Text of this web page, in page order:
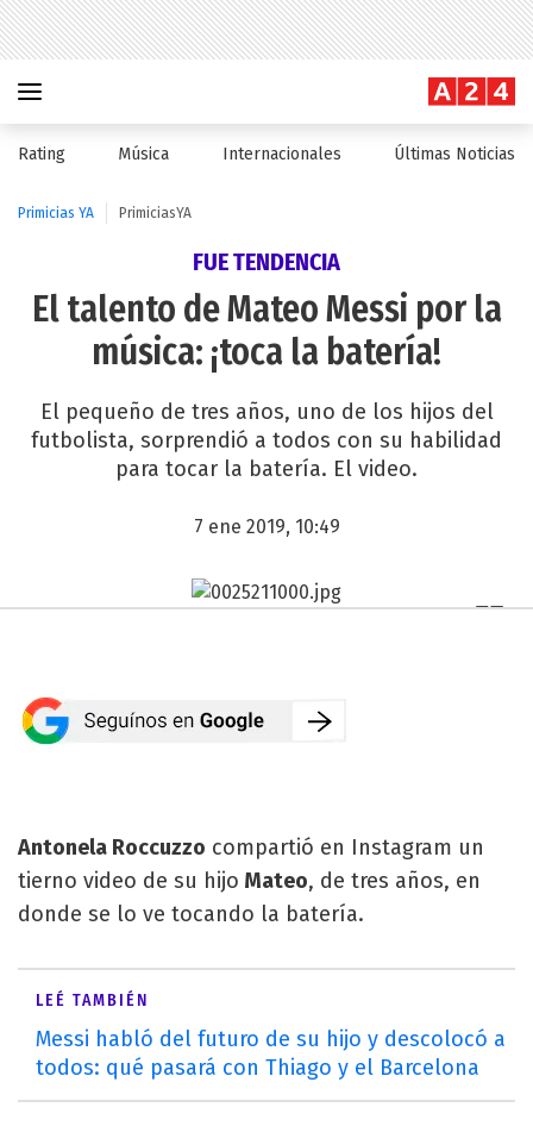
Rating Música Internacionales Últimas Noticias
Primicias YA PrimiciasYA
FUE TENDENCIA
El talento de Mateo Messi por la
música: ¡toca la batería!
El pequeño de tres años, uno de los hijos del
futbolista, sorprendió a todos con su habilidad
para tocar la batería. El video.
7 ene 2019, 10:49
Antonela Roccuzzo compartió en Instagram un
tierno video de su hijo Mateo, de tres años, en
donde se lo ve tocando la batería.
LEÉ TAMBIÉN
Messi habló del futuro de su hijo y descolocó a
todos: qué pasará con Thiago y el Barcelona